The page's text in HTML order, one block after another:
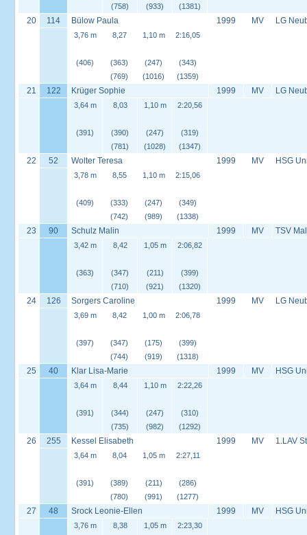
(758)
(933)
(1381)
20 114 Bülow Paula 1999 MV LG
3,76 m
(406)
8,27
(363)
(769)
1,10 m
(247)
(1016)
2:16,05
(343)
(1359)
21 122 Krüger Sophie 1999 MV LG
3,64 m
(391)
8,03
(390)
(781)
1,10 m
(247)
(1028)
2:20,56
(319)
(1347)
22 52 Wolter Teresa 1999 MV HSG
3,78 m
(409)
8,55
(333)
(742)
1,10 m
(247)
(989)
2:15,06
(349)
(1338)
23 90 Schulz Malin 1999 MV TSV
3,42 m
(363)
8,42
(347)
(710)
1,05 m
(211)
(921)
2:06,82
(399)
(1320)
24 126 Sorgers Caroline 1999 MV LG
3,69 m
(397)
8,42
(347)
(744)
1,00 m
(175)
(919)
2:06,78
(399)
(1318)
25 40 Klar Lisa-Marie 1999 MV HSG
3,64 m
(391)
8,44
(344)
(735)
1,10 m
(247)
(982)
2:22,26
(310)
(1292)
26 255 Kessel Elisabeth 1999 MV 1.LAV
3,64 m
(391)
8,04
(389)
(780)
1,05 m
(211)
(991)
2:27,11
(286)
(1277)
27 48 Srock Leonie-Ellen 1999 MV HSG
3,76 m 8,38 1,05 m 2:23,30